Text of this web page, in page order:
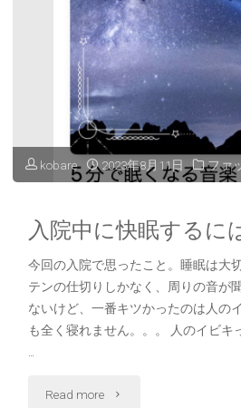
kobare 2023年8月11日 ファ
入院中に快眠するに
今回の入院で思ったこと。睡眠は大
テンの仕切りしかなく、周りの音が
ないけど、一番キツかったのは人の
も全く寝れません。。。 人のイビキ
…
Read more "入